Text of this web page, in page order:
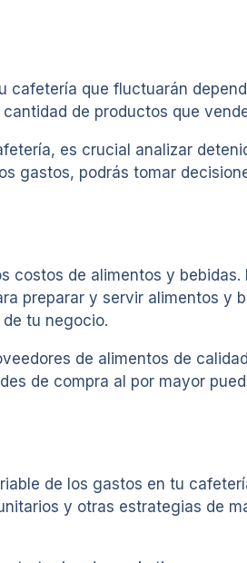
que fluctuarán
de productos que
es crucial analizar
gastos, podrás tomar
costos de alimentos y
preparar y servir alimentos y
tu negocio.
de alimentos de
de compra al por mayor
de los gastos en tu
y otras estrategias de